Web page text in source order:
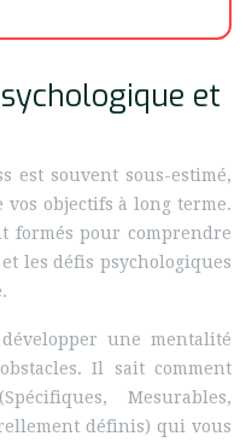
et
est souvent sous-estimé,
objectifs à long terme.
formés pour comprendre
les défis psychologiques
une mentalité
Il sait comment
(Spécifiques, Mesurables,
définis) qui vous